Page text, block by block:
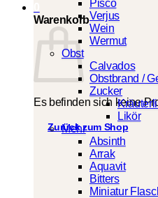
Warenkorb
Es befinden sich keine
Zurück zum Shop
Pisco
Verjus
Wein
Wermut
Obst
Calvados
Obstbrand /
Zucker
Likör
Mehr
Absinth
Arrak
Aquavit
Bitters
Miniatur